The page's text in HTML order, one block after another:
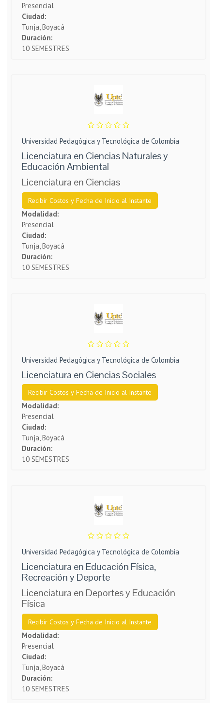
Presencial
Ciudad:
Tunja, Boyacá
Duración:
10 SEMESTRES
Universidad Pedagógica y Tecnológica de Colombia
Licenciatura en Ciencias Naturales y
Educación Ambiental
Licenciatura en Ciencias
Recibir Costos y Fecha de Inicio al Instante
Modalidad:
Presencial
Ciudad:
Tunja, Boyacá
Duración:
10 SEMESTRES
Universidad Pedagógica y Tecnológica de Colombia
Licenciatura en Ciencias Sociales
Recibir Costos y Fecha de Inicio al Instante
Modalidad:
Presencial
Ciudad:
Tunja, Boyacá
Duración:
10 SEMESTRES
Universidad Pedagógica y Tecnológica de Colombia
Licenciatura en Educación Física,
Recreación y Deporte
Licenciatura en Deportes y Educación
Física
Recibir Costos y Fecha de Inicio al Instante
Modalidad:
Presencial
Ciudad:
Tunja, Boyacá
Duración:
10 SEMESTRES